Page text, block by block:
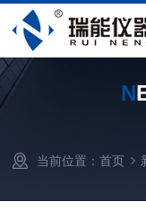
N
当前位置：首页